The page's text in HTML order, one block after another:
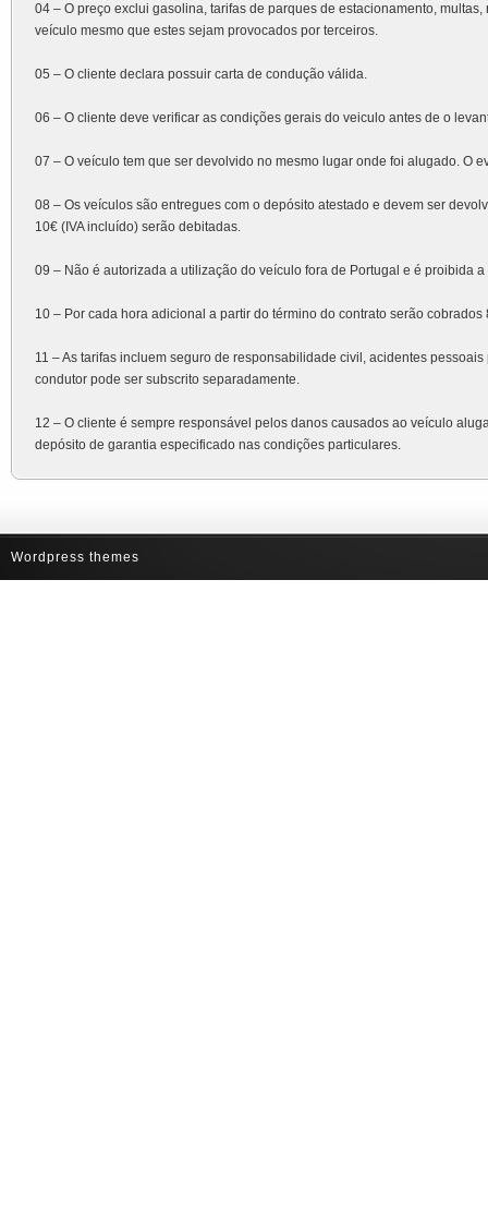
04 – O preço exclui gasolina, tarifas de parques de estacionamento,
veículo mesmo que estes sejam provocados por terceiros.
05 – O cliente declara possuir carta de condução válida.
06 – O cliente deve verificar as condições gerais do veiculo antes de o
07 – O veículo tem que ser devolvido no mesmo lugar onde foi alugado. O
08 – Os veículos são entregues com o depósito atestado e devem ser
10€ (IVA incluído) serão debitadas.
09 – Não é autorizada a utilização do veículo fora de Portugal e é proibida
10 – Por cada hora adicional a partir do término do contrato serão cobrados
11 – As tarifas incluem seguro de responsabilidade civil, acidentes
condutor pode ser subscrito separadamente.
12 – O cliente é sempre responsável pelos danos causados ao veículo
depósito de garantia especificado nas condições particulares.
Wordpress themes